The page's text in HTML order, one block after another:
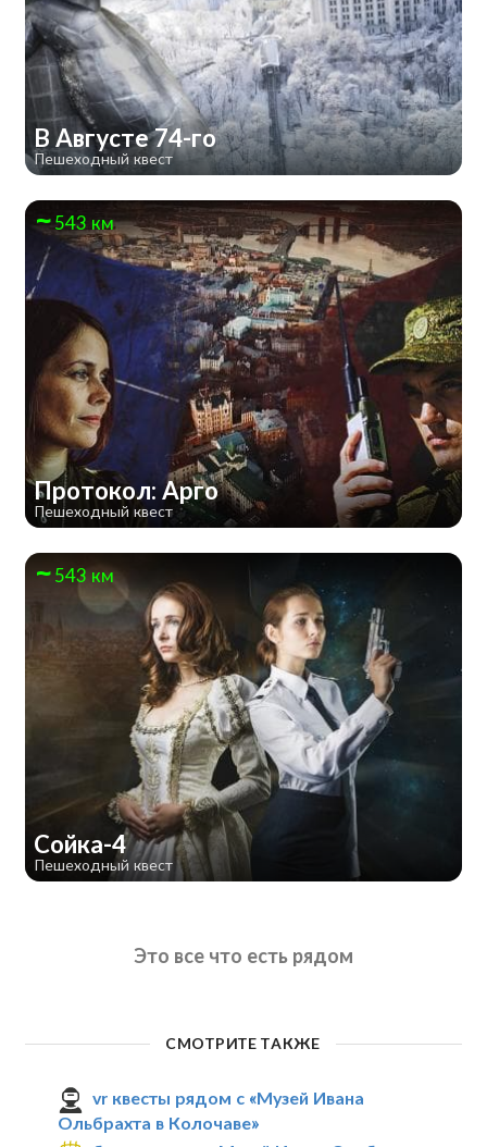
В Августе 74-го
Пешеходный квест
543 км
Протокол: Арго
Пешеходный квест
543 км
Сойка-4
Пешеходный квест
Это все что есть рядом
СМОТРИТЕ ТАКЖЕ
vr квесты рядом с «Музей Ивана
Ольбрахта в Колочаве»